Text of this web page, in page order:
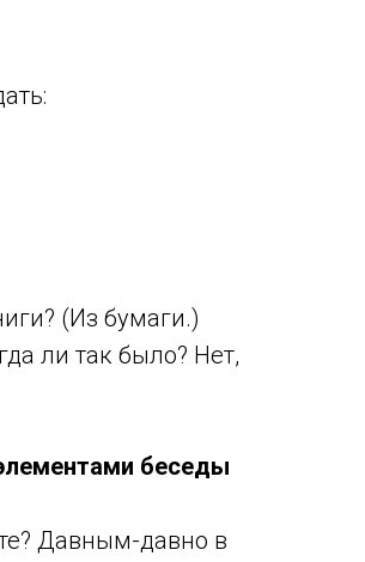
(Из бумаги.)
ли так было? Нет,
беседы
Давным-давно в